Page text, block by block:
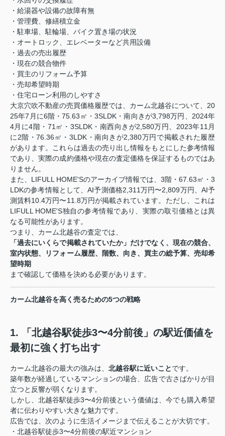
・給湯器や設備の故障有無
・管理費、修繕積立金
・駐車場、駐輪場、バイク置き場の状況
・オートロック、エレベーターなど共用設備
・過去の売出履歴
・現在の競合物件
・買主のリフォーム予算
・売却希望時期
・住宅ローン利用のしやすさ
大京穴吹不動産の売買価格履歴では、カーム北越谷について、20
25年7月に6階・75.63㎡・3SLDK・南向きが3,798万円、2024年
4月に4階・71㎡・3SLDK・南西向きが2,580万円、2023年11月
に2階・76.36㎡・3LDK・南向きが2,380万円で掲載された履歴
があります。これらは過去の売り出し情報をもとにした参考情報
であり、実際の成約価格や現在の査定価格を保証するものではあ
りません。
また、LIFULL HOME'Sのアーカイブ情報では、3階・67.63㎡・3
LDKの参考情報として、AI予測価格2,311万円〜2,809万円、AI予
測賃料10.4万円〜11.8万円が掲載されています。ただし、これは
LIFULL HOME'S独自の参考情報であり、実際の取引価格とは異
なる可能性があります。
つまり、カーム北越谷の査定では、
「過去にいくらで掲載されていたか」だけでなく、現在の競合、
室内状態、リフォーム履歴、階数、向き、買主の総予算、売却希
望時期
まで確認して価格を決める必要があります。
カーム北越谷を高く売るための5つの戦略
1. 「北越谷駅徒歩3〜4分前後」の駅近価値を
最初に強く打ち出す
カーム北越谷の最大の強みは、 北越谷駅に近いことです。
築年数が経過しているマンションの場合、広告で古さばかりが目
立つと反響が弱くなります。
しかし、北越谷駅徒歩3〜4分前後という価値は、今でも購入希望
者に伝わりやすい大きな魅力です。
広告では、次のように生活イメージまで伝えることが大切です。
・北越谷駅徒歩3〜4分前後の駅近マンション